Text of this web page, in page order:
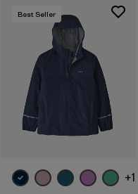
Best Seller
+1